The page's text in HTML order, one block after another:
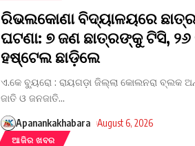
ରିଭଲକୋଣା ବିଦ୍ୟାଳୟରେ ଛାତ୍ର
ଘଟଣା: ୭ ଜଣ ଛାତ୍ରଙ୍କୁ ଟିସି,
ହଷ୍ଟେଲ ଛାଡ଼ିଲେ
ଏ.କେ ବ୍ୟୁରୋ : ରାୟଗଡ଼ା ଜିଲ୍ଲା କୋଲନରା ବ୍ଲକ
ଜାତି ଓ ଜନଜାତି…
Apanankakhabara August 6, 2026
ଆଜିର ଖବର